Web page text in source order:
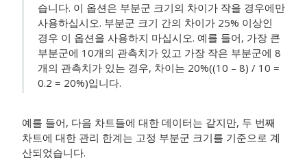
습니다. 이 옵션은 부분군 크기의 차이가 작을 경우에만
사용하십시오. 부분군 크기 간의 차이가 25% 이상인
경우 이 옵션을 사용하지 마십시오. 예를 들어, 가장 큰
부분군에 10개의 관측치가 있고 가장 작은 부분군에 8
개의 관측치가 있는 경우, 차이는 20%((10 – 8) / 10 =
0.2 = 20%)입니다.
예를 들어, 다음 차트들에 대한 데이터는 같지만, 두 번째
차트에 대한 관리 한계는 고정 부분군 크기를 기준으로 계
산되었습니다.